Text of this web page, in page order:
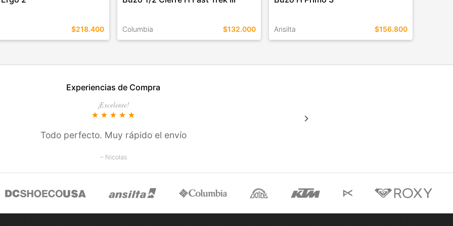
$218.400 Columbia $132.000 Ansilta $156.800
Experiencias de Compra
¡Excelente!
star star star star star
Todo perfecto. Muy rápido el envío
– Nicolas
keyboard_arrow_right